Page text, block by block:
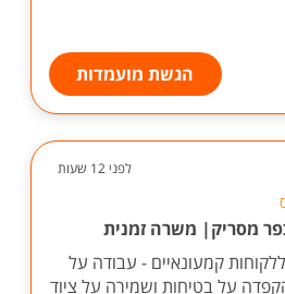
הגשת מועמדות
לפני 12 שעות
מסריק| משרה זמנית
קמעונאיים - עבודה על
על בטיחות ושמירה על ציוד